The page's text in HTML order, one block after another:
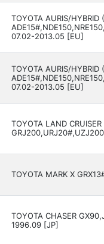
TOYOTA AURIS/HYBRID
07.02-2013.05 [EU]
TOYOTA AURIS/HYBRID
07.02-2013.05 [EU]
TOYOTA LAND CRUISER
TOYOTA MARK X
TOYOTA CHASER
1996.09 [JP]